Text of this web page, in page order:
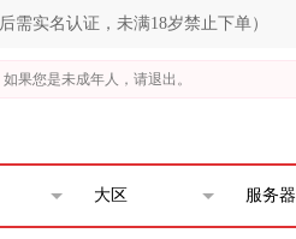
实名认证，未满18岁禁止下单）
如果您是未成年人，请退出。
大区 服务器